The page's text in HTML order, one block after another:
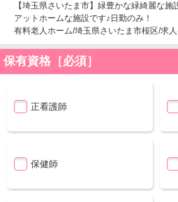
【埼玉県さいたま市】緑豊かな緑綺麗な
アットホームな施設です♪日勤のみ！
有料老人ホーム/埼玉県さいたま市桜区/求
保有資格［必須］
正看護師
保健師